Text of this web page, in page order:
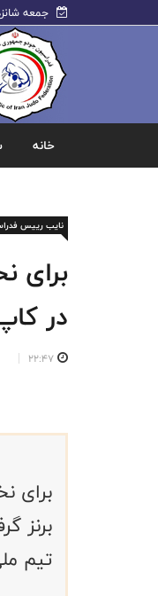
جمعه
خانه
نایب رییس
برای
در
22:47
برای
برنز
تیم